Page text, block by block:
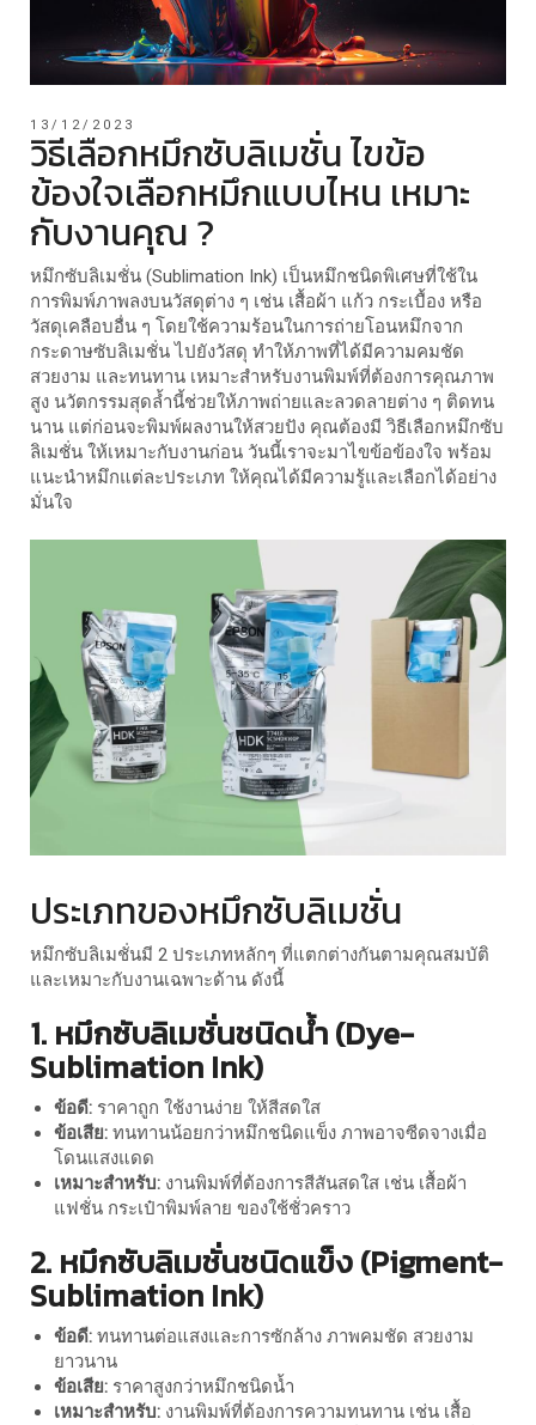
13/12/2023
วิธีเลือกหมึกซับลิเมชั่น ไขข้อ
ข้องใจเลือกหมึกแบบไหน เหมาะ
กับงานคุณ ?
หมึกซับลิเมชั่น (Sublimation Ink) เป็นหมึกชนิดพิเศษที่ใช้ใน
การพิมพ์ภาพลงบนวัสดุต่าง ๆ เช่น เสื้อผ้า แก้ว กระเบื้อง หรือ
วัสดุเคลือบอื่น ๆ โดยใช้ความร้อนในการถ่ายโอนหมึกจาก
กระดาษซับลิเมชั่นไปยังวัสดุ ทำให้ภาพที่ได้มีความคมชัด
สวยงาม และทนทาน เหมาะสำหรับงานพิมพ์ที่ต้องการคุณภาพ
สูง นวัตกรรมสุดล้ำนี้ช่วยให้ภาพถ่ายและลวดลายต่าง ๆ ติดทน
นาน แต่ก่อนจะพิมพ์ผลงานให้สวยปัง คุณต้องมี วิธีเลือกหมึกซับ
ลิเมชั่น ให้เหมาะกับงานก่อน วันนี้เราจะมาไขข้อข้องใจ พร้อม
แนะนำหมึกแต่ละประเภท ให้คุณได้มีความรู้และเลือกได้อย่าง
มั่นใจ
ประเภทของหมึกซับลิเมชั่น
หมึกซับลิเมชั่นมี 2 ประเภทหลักๆ ที่แตกต่างกันตามคุณสมบัติ
และเหมาะกับงานเฉพาะด้าน ดังนี้
1. หมึกซับลิเมชั่นชนิดน้ำ (Dye-
Sublimation Ink)
ข้อดี: ราคาถูก ใช้งานง่าย ให้สีสดใส
ข้อเสีย: ทนทานน้อยกว่าหมึกชนิดแข็ง ภาพอาจซีดจางเมื่อ
โดนแสงแดด
เหมาะสำหรับ: งานพิมพ์ที่ต้องการสีสันสดใส เช่น เสื้อผ้า
แฟชั่น กระเป๋าพิมพ์ลาย ของใช้ชั่วคราว
2. หมึกซับลิเมชั่นชนิดแข็ง (Pigment-
Sublimation Ink)
ข้อดี: ทนทานต่อแสงและการซักล้าง ภาพคมชัด สวยงาม
ยาวนาน
ข้อเสีย: ราคาสูงกว่าหมึกชนิดน้ำ
เหมาะสำหรับ: งานพิมพ์ที่ต้องการความทนทาน เช่น เสื้อ